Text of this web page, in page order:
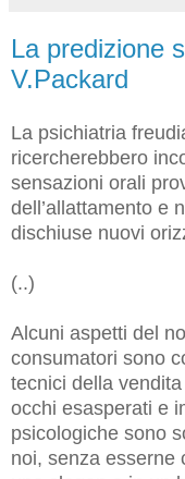
La predizione
V.Packard
La psichiatria
ricercherebbero
sensazioni orali
dell’allattamento e
dischiuse nuovi
(..)
Alcuni aspetti del
consumatori sono
tecnici della
occhi esasperati e
psicologiche sono
noi, senza esserne